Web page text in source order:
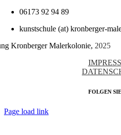
06173 92 94 89
kunstschule (at) kronberger-
Kronberger Malerkolonie, 2025
FOLGEN
Page load link